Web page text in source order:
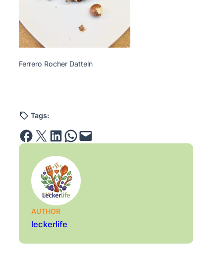
Ferrero Rocher Datteln
Tags:
Share on Facebook Email this Page Share on LinkedIn Share on WhatsApp Email this Page
AUTHOR
leckerlife